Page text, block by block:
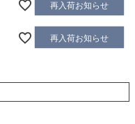
再入荷お知らせ
再入荷お知らせ